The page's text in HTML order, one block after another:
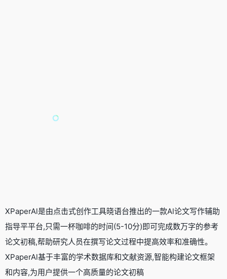
XPaperAl是由点击式创作工具晓语台推出的一款Al论文写作辅助
指导平平台,只需一杯咖啡的时间(5-10分)即可完成数万字的参考
论文初稿,帮助研究人员在撰写论文过程中提高效率和准确性。
XPaperAl基于丰富的学术数据库和文献资源,智能构建论文框架
和内容,为用户提供一个高质量的论文初稿